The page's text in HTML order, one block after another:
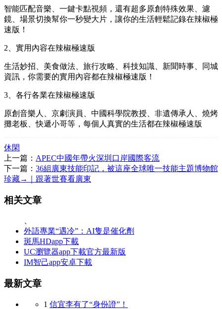
智能匹配音樂、一鍵卡點視頻，還有超多原創特殊效果、濾
鏡、場景切換幫你一秒變大片，讓你的生活輕鬆記錄在辣椒極
速版！
2、實用內容在辣椒極速版
生活妙招、美食做法、旅行攻略、科技知識、新聞時事、同城
資訊，你需要的實用內容都在辣椒極速版！
3、各行各業在辣椒極速版
原創音樂人、京劇演員、中國科學院教授、非遺傳承人、燒烤
攤老板、快遞小哥等，每個人真實的生活都在辣椒極速版
休閑
上一篇： APEC中國年帶火深圳口岸國際客流
下一篇： 36組廣東技能印記，被這座全球唯一技能主題博物館
珍藏→｜跟著世賽看廣東
相关文章
外語專業“遇冷”：AI隻是催化劑
斑馬HDapp下載
UC瀏覽器app下載官方最新版
IM智己app安卓下載
最新文章
1 信宜李有了“身份證”！